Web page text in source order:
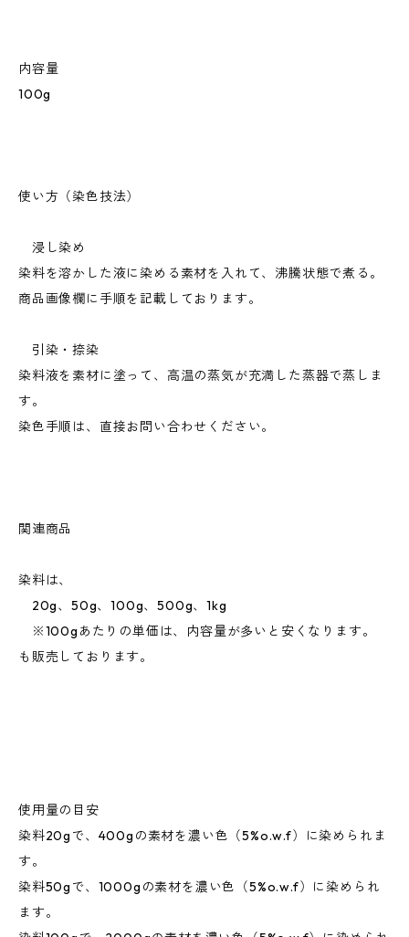
内容量
100g
使い方（染色技法）
浸し染め
染料を溶かした液に染める素材を入れて、沸騰状態で煮る。
商品画像欄に手順を記載しております。
引染・捺染
染料液を素材に塗って、高温の蒸気が充満した蒸器で蒸しま
す。
染色手順は、直接お問い合わせください。
関連商品
染料は、
20g、50g、100g、500g、1kg
※100gあたりの単価は、内容量が多いと安くなります。
も販売しております。
使用量の目安
染料20gで、400gの素材を濃い色（5%o.w.f）に染められま
す。
染料50gで、1000gの素材を濃い色（5%o.w.f）に染められ
ます。